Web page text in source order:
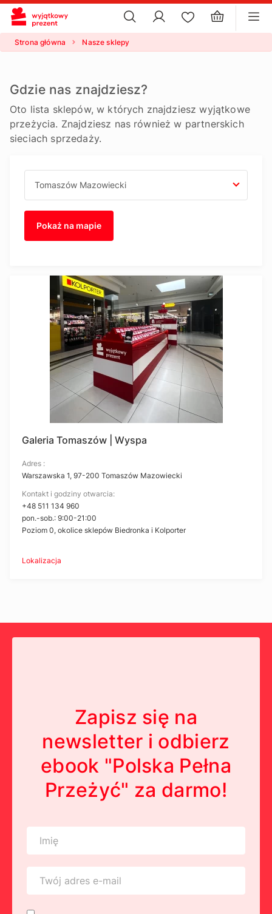
×
Strona główna Nasze sklepy
Gdzie nas znajdziesz?
Oto lista sklepów, w których znajdziesz wyjątkowe
przeżycia. Znajdziesz nas również w partnerskich
sieciach sprzedaży.
Pokaż na mapie
Galeria Tomaszów | Wyspa
Adres :
Warszawska 1, 97-200 Tomaszów Mazowiecki
Kontakt i godziny otwarcia:
+48 511 134 960
pon.-sob.: 9:00-21:00
Poziom 0, okolice sklepów Biedronka i Kolporter
Lokalizacja
Zapisz się na
newsletter i odbierz
ebook "Polska Pełna
Przeżyć" za darmo!
ustawienia plików cookie
×